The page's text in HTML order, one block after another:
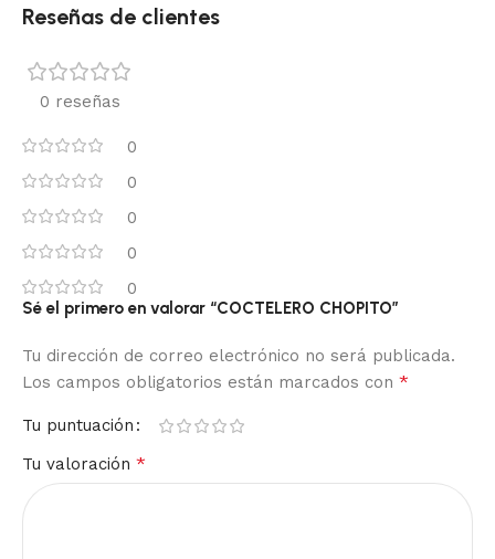
Reseñas de clientes
0 reseñas
0
0
0
0
0
Sé el primero en valorar “COCTELERO CHOPITO”
Tu dirección de correo electrónico no será publicada.
Los campos obligatorios están marcados con *
Tu puntuación
Tu valoración *